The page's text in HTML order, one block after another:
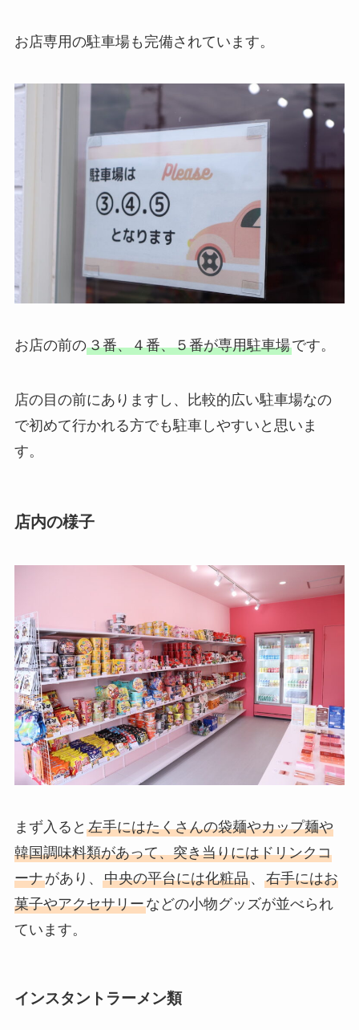
お店専用の駐車場も完備されています。
お店の前の３番、４番、５番が専用駐車場です。
店の目の前にありますし、比較的広い駐車場なの
で初めて行かれる方でも駐車しやすいと思いま
す。
店内の様子
まず入ると 左手にはたくさんの袋麺やカップ麺や
韓国調味料類があって、突き当りにはドリンクコ
ーナがあり、 中央の平台には化粧品、 右手にはお
菓子やアクセサリーなどの小物グッズが並べられ
ています。
インスタントラーメン類